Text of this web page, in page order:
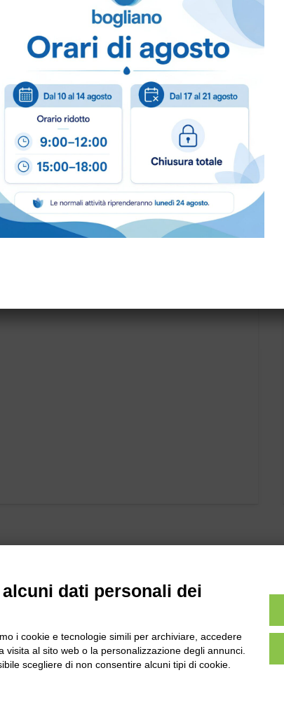
Puoi ordinare chiamando al
info@bogliano.it.
Per ogni informazione
art.SPPV01228 SPAZZOLA POLVERE
Alba-Bra
12060
Tel:0172-478161
Fax: 0172-487399
dati personali dei
i cookie e tecnologie simili per archiviare, accedere
al sito web o la personalizzazione degli annunci.
scegliere di non consentire alcuni tipi di cookie.